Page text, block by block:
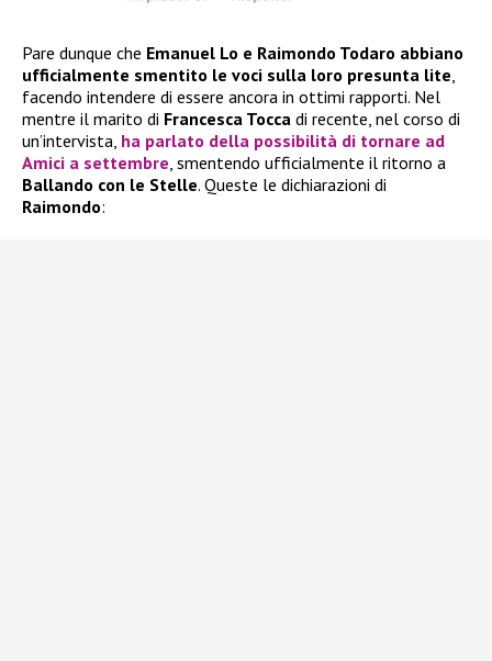
Pare dunque che Emanuel Lo e Raimondo Todaro abbiano
ufficialmente smentito le voci sulla loro presunta lite
facendo intendere di essere ancora in ottimi rapporti. Nel
mentre il marito di Francesca Tocca di recente, nel corso di
un’intervista, ha parlato della possibilità di tornare ad
Amici a settembre , smentendo ufficialmente il ritorno a
Ballando con le Stelle. Queste le dichiarazioni di
Raimondo: